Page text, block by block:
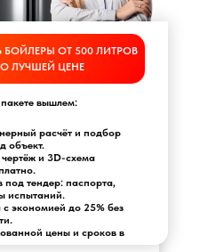
вышлем:
расчёт и подбор
объект.
и 3D-схема
под тендер: паспорта,
испытаний.
с экономией до 25% без
цены и сроков в
БОЙЛЕРЫ ОТ 500 ЛИТРОВ
ЛУЧШЕЙ ЦЕНЕ